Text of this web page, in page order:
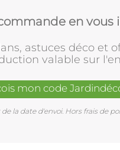
en vous
astuces déco et
valable sur
mon code
la date d'envoi. Hors frais de